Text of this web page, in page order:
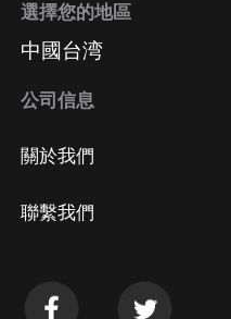
選擇您的地區
中國台湾
公司信息
關於我們
聯繫我們